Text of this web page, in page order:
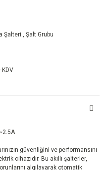
Şalteri ,Şalt Grubu
KDV
güvenliğini ve performansını
cihazıdır. Bu akıllı şalterler,
algılayarak otomatik